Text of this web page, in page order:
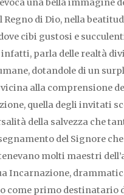
una bella immagine
Regno di Dio, nella
cibi gustosi e
parla delle realtà
dotandole di un
alla comprensione
quella degli invitati
della salvezza che
del Signore
molti maestri
Incarnazione,
come primo destinatario